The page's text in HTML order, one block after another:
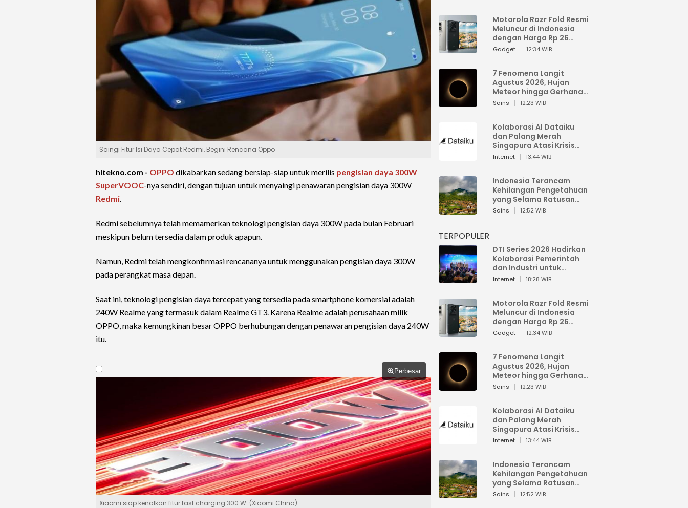
Saingi Fitur Isi Daya Cepat Redmi, Begini Rencana Oppo
hitekno.com - OPPO dikabarkan sedang bersiap-siap untuk merilis pengisian daya 300W
SuperVOOC-nya sendiri, dengan tujuan untuk menyaingi penawaran pengisian daya 300W
Redmi.
Redmi sebelumnya telah memamerkan teknologi pengisian daya 300W pada bulan Februari
meskipun belum tersedia dalam produk apapun.
Namun, Redmi telah mengkonfirmasi rencananya untuk menggunakan pengisian daya 300W
pada perangkat masa depan.
Saat ini, teknologi pengisian daya tercepat yang tersedia pada smartphone komersial adalah
240W Realme yang termasuk dalam Realme GT3. Karena Realme adalah perusahaan milik
OPPO, maka kemungkinan besar OPPO berhubungan dengan penawaran pengisian daya 240W
itu.
Perbesar
Xiaomi siap kenalkan fitur fast charging 300 W. (Xiaomi China)
Motorola Razr Fold Resmi
Meluncur di Indonesia
dengan Harga Rp 26
Jutaan
Gadget 12:34 WIB
7 Fenomena Langit
Agustus 2026, Hujan
Meteor hingga Gerhana
Matahari
Sains 12:23 WIB
Kolaborasi AI Dataiku
dan Palang Merah
Singapura Atasi Krisis
Bencana
Internet 13:44 WIB
Indonesia Terancam
Kehilangan Pengetahuan
yang Selama Ratusan
Tahun Menjaga Alam
Sains 12:52 WIB
TERPOPULER
DTI Series 2026 Hadirkan
Kolaborasi Pemerintah
dan Industri untuk
Percepatan
Internet 18:28 WIB
Motorola Razr Fold Resmi
Meluncur di Indonesia
dengan Harga Rp 26
Jutaan
Gadget 12:34 WIB
7 Fenomena Langit
Agustus 2026, Hujan
Meteor hingga Gerhana
Matahari
Sains 12:23 WIB
Kolaborasi AI Dataiku
dan Palang Merah
Singapura Atasi Krisis
Bencana
Internet 13:44 WIB
Indonesia Terancam
Kehilangan Pengetahuan
yang Selama Ratusan
Tahun Menjaga Alam
Sains 12:52 WIB